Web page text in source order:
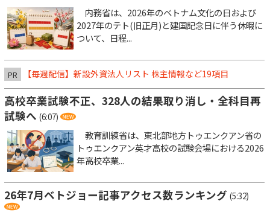
内務省は、2026年のベトナム文化の日および
2027年のテト(旧正月)と建国記念日に伴う休暇に
ついて、日程...
PR 【毎週配信】新設外資法人リスト 株主情報など19項目
高校卒業試験不正、328人の結果取り消し・全科目再
試験へ (6:07)
教育訓練省は、東北部地方トゥエンクアン省の
トゥエンクアン英才高校の試験会場における2026
年高校卒業...
26年7月ベトジョー記事アクセス数ランキング (5:32)